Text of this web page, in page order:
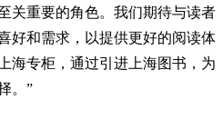
关重要的角色。我们期待与读者
好和需求，以提供更好的阅读体
海专柜，通过引进上海图书，为
。”